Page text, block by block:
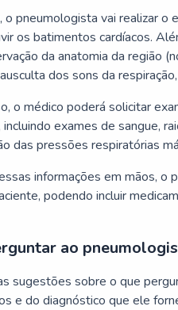
o pneumologista vai realizar o
os batimentos cardíacos.
da anatomia da região
dos sons da
o médico poderá solicitar
exames de sangue,
das pressões respiratórias
informações em mãos,
podendo incluir
ao
sugestões sobre o que
e do diagnóstico que ele